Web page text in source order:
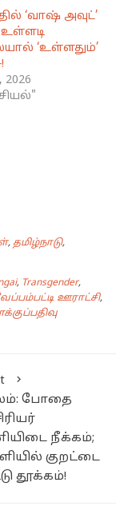
‘வாஷ் அவுட்’
உள்ளடி
‘உள்ளதும்’
2026
, தமிழ்நாடு,
, Transgender,
ஊராட்சி,
போதை
நீக்கம்;
குறட்டை
தூக்கம்!